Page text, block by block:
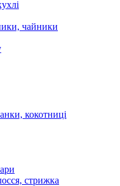
чайники
кокотниці
стрижка